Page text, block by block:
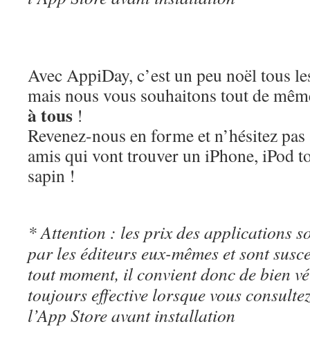
Avec AppiDay, c’est un peu noël tous
mais nous vous souhaitons tout de
à tous !
Revenez-nous en forme et n’hésitez
amis qui vont trouver un iPhone, iPod
sapin !
* Attention : les prix des applications
par les éditeurs eux-mêmes et sont
tout moment, il convient donc de bien
toujours effective lorsque vous
l’App Store avant installation